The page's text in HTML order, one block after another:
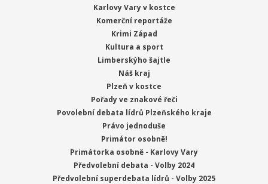
Karlovy Vary v kostce
Komerční reportáže
Krimi Západ
Kultura a sport
Limberskýho šajtle
Náš kraj
Plzeň v kostce
Pořady ve znakové řeči
Povolební debata lídrů Plzeňského kraje
Právo jednoduše
Primátor osobně!
Primátorka osobně - Karlovy Vary
Předvolební debata - Volby 2024
Předvolební superdebata lídrů - Volby 2025